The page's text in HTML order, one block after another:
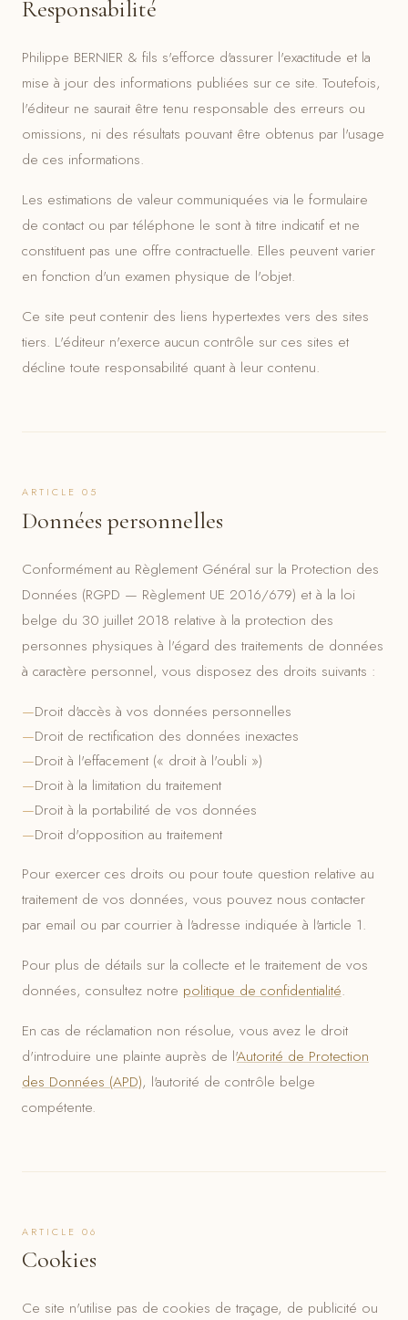
Responsabilité
Philippe BERNIER & fils s'efforce d'assurer l'exactitude et la
mise à jour des informations publiées sur ce site. Toutefois,
l'éditeur ne saurait être tenu responsable des erreurs ou
omissions, ni des résultats pouvant être obtenus par l'usage
de ces informations.
Les estimations de valeur communiquées via le formulaire
de contact ou par téléphone le sont à titre indicatif et ne
constituent pas une offre contractuelle. Elles peuvent varier
en fonction d'un examen physique de l'objet.
Ce site peut contenir des liens hypertextes vers des sites
tiers. L'éditeur n'exerce aucun contrôle sur ces sites et
décline toute responsabilité quant à leur contenu.
ARTICLE 05
Données personnelles
Conformément au Règlement Général sur la Protection des
Données (RGPD — Règlement UE 2016/679) et à la loi
belge du 30 juillet 2018 relative à la protection des
personnes physiques à l'égard des traitements de données
à caractère personnel, vous disposez des droits suivants :
Droit d'accès à vos données personnelles
Droit de rectification des données inexactes
Droit à l'effacement (« droit à l'oubli »)
Droit à la limitation du traitement
Droit à la portabilité de vos données
Droit d'opposition au traitement
Pour exercer ces droits ou pour toute question relative au
traitement de vos données, vous pouvez nous contacter
par email ou par courrier à l'adresse indiquée à l'article 1.
Pour plus de détails sur la collecte et le traitement de vos
données, consultez notre politique de confidentialité.
En cas de réclamation non résolue, vous avez le droit
d'introduire une plainte auprès de l'Autorité de Protection
des Données (APD), l'autorité de contrôle belge
compétente.
ARTICLE 06
Cookies
Ce site n'utilise pas de cookies de traçage, de publicité ou